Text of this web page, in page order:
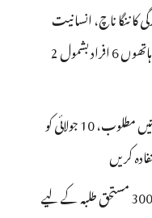
کا ننگا ناچ، انسانیت
شرمسار ، پو کسو کیس کے ملزم راجکمار کے ہاتھوں 6 افراد بشمول 2
اپولو فارمیسی میں ملازمتوں کے لیے درخواستیں مطلوب، 10 جولائی کو
کریں
شادی کے غیر ضروری اخراجات میں کمی، 300 مستحق طلبہ کے لیے